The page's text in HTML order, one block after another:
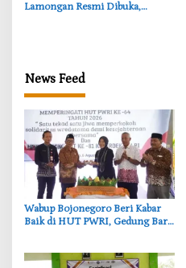
Lamongan Resmi Dibuka,
News Feed
‎Wabup Bojonegoro Beri Kabar
Baik di HUT PWRI, Gedung Baru